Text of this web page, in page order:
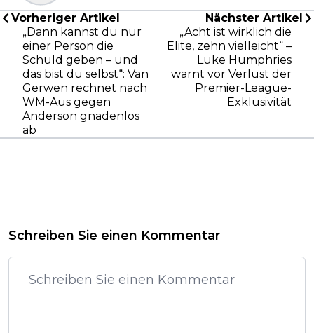
Vorheriger Artikel
„Dann kannst du nur
einer Person die
Schuld geben – und
das bist du selbst“: Van
Gerwen rechnet nach
WM-Aus gegen
Anderson gnadenlos
ab
Nächster Artikel
„Acht ist wirklich die
Elite, zehn vielleicht“ –
Luke Humphries
warnt vor Verlust der
Premier-League-
Exklusivität
Schreiben Sie einen Kommentar